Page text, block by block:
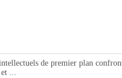
de premier plan
...